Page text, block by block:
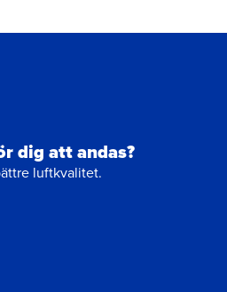
dig att andas?
luftkvalitet.